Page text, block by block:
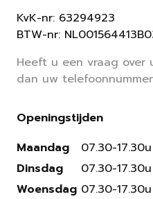
KvK-nr: 63294923
BTW-nr:
Heeft u een vraag over
dan uw
Openingstijden
Maandag
Dinsdag
Woensdag
07.30-17.30u
07.30-17.30u
07.30-17.30u